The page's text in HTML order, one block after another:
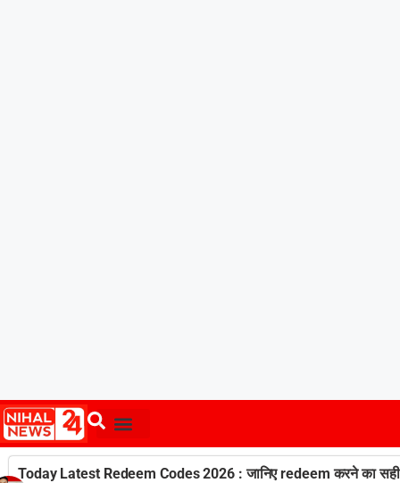
Today Latest Redeem Codes 2026 : जानिए redeem करने का सही